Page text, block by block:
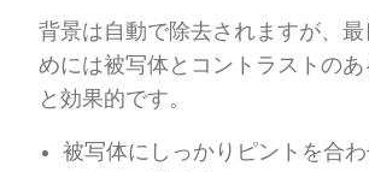
背景は自動で除去されますが、
めには被写体とコントラストのあ
と効果的です。
被写体にしっかりピントを合